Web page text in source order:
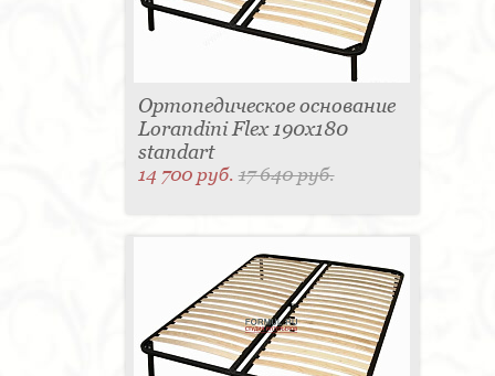
Ортопедическое основание
Lorandini Flex 190x180
standart
14 700 руб.17 640 руб.